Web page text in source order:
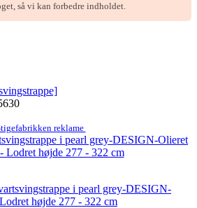
så vi kan forbedre indholdet.
reklame
i pearl grey-DESIGN-
højde 277 - 322 cm